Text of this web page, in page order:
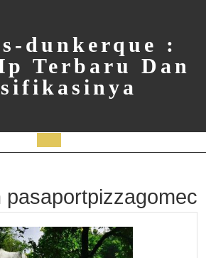
dunkerque :
Terbaru Dan
Button
pasaportpizzagomec